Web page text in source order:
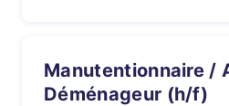
Manutentionnaire / Aide
Déménageur (h/f)